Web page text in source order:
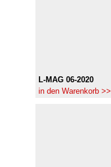
L-MAG 06-2020
in den Warenkorb >>